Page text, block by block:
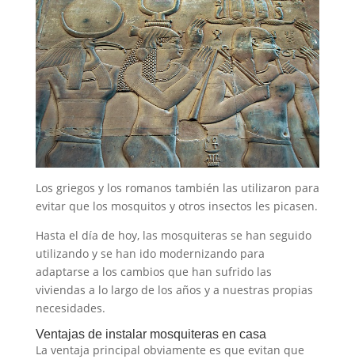
Los griegos y los romanos también las utilizaron para
evitar que los mosquitos y otros insectos les picasen.
Hasta el día de hoy, las mosquiteras se han seguido
utilizando y se han ido modernizando para
adaptarse a los cambios que han sufrido las
viviendas a lo largo de los años y a nuestras propias
necesidades.
Ventajas de instalar mosquiteras en casa
La ventaja principal obviamente es que evitan que